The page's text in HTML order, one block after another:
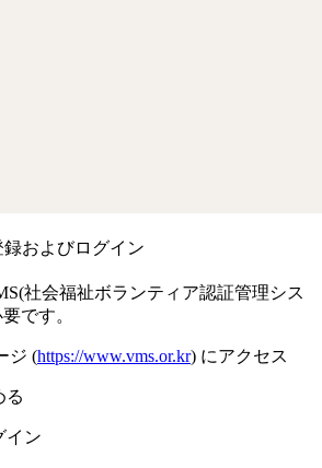
録およびログイン
社会福祉ボランティア認証管理シス
です。
ジ (https://www.vms.or.kr) にアクセス
る
イン